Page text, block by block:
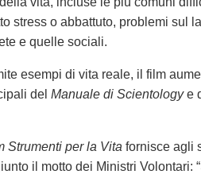
stress o abbattuto, problemi sul
e quelle sociali.
esempi di vita reale, il film
del Manuale di Scientologye
Strumenti per la Vita fornisce agli
il motto dei Ministri Volontari: